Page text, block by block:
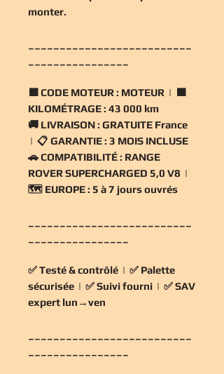
monter.
🟧CODE MOTEUR : MOTEUR | 🟧
KILOMÉTRAGE : 43 000 km
🚚 LIVRAISON : GRATUITE France
| 📋 GARANTIE : 3 MOIS INCLUSE
🚗COMPATIBILITÉ : RANGE
ROVER SUPERCHARGED 5,0 V8 |
🗺️ EUROPE : 5 à 7 jours ouvrés
✅Testé & contrôlé | ✅ Palette
sécurisée | ✅Suivi fourni | ✅SAV
expert lun→ven